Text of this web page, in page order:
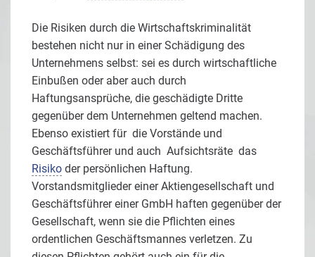
Die Risiken durch die Wirtschaftskriminalität
bestehen nicht nur in einer Schädigung des
Unternehmens selbst: sei es durch wirtschaftliche
Einbußen oder aber auch durch
Haftungsansprüche, die geschädigte Dritte
gegenüber dem Unternehmen geltend machen.
Ebenso existiert für die Vorstände und
Geschäftsführer und auch Aufsichtsräte das
Risiko der persönlichen Haftung.
Vorstandsmitglieder einer Aktiengesellschaft und
Geschäftsführer einer GmbH haften gegenüber der
Gesellschaft, wenn sie die Pflichten eines
ordentlichen Geschäftsmannes verletzen. Zu